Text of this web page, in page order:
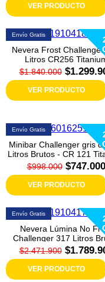
VER PRODUCTO
Envío Gratis
Nevera Frost Challenger
Litros CR256
$1.840.000
VER PRODUCTO
Envío Gratis
Minibar Challenger gris de
Litros Brutos - CR 121
$998.000 $747.000
VER PRODUCTO
Envío Gratis
Nevera Lúmina No
Challenger 317 Litros
panel digital CR 317
$2.471.900
VER PRODUCTO